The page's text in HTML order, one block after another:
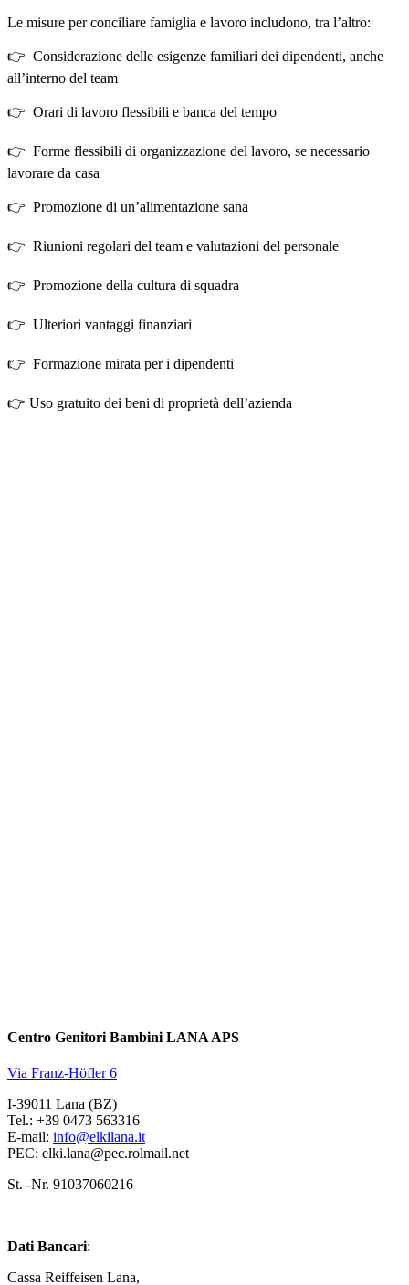
Le misure per conciliare famiglia e lavoro includono, tra l’altro:
👉 Considerazione delle esigenze familiari dei dipendenti, anche
all’interno del team
👉 Orari di lavoro flessibili e banca del tempo
👉 Forme flessibili di organizzazione del lavoro, se necessario
lavorare da casa
👉 Promozione di un’alimentazione sana
👉 Riunioni regolari del team e valutazioni del personale
👉 Promozione della cultura di squadra
👉 Ulteriori vantaggi finanziari
👉 Formazione mirata per i dipendenti
👉 Uso gratuito dei beni di proprietà dell’azienda
Centro Genitori Bambini LANA APS
Via Franz-Höfler 6
I-39011 Lana (BZ)
Tel.: +39 0473 563316
E-mail: info@elkilana.it
PEC: elki.lana@pec.rolmail.net
St. -Nr. 91037060216
Dati Bancari:
Cassa Reiffeisen Lana,